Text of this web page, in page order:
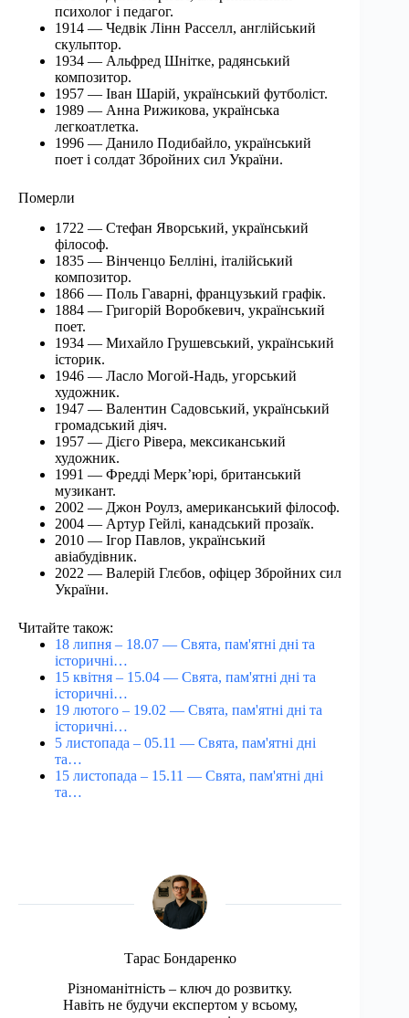
психолог і педагог.
1914 — Чедвік Лінн Расселл, англійський
скульптор.
1934 — Альфред Шнітке, радянський
композитор.
1957 — Іван Шарій, український футболіст.
1989 — Анна Рижикова, українська
легкоатлетка.
1996 — Данило Подибайло, український
поет і солдат Збройних сил України.
Померли
1722 — Стефан Яворський, український
філософ.
1835 — Вінченцо Белліні, італійський
композитор.
1866 — Поль Гаварні, французький графік.
1884 — Григорій Воробкевич, український
поет.
1934 — Михайло Грушевський, український
історик.
1946 — Ласло Могой-Надь, угорський
художник.
1947 — Валентин Садовський, український
громадський діяч.
1957 — Дієго Рівера, мексиканський
художник.
1991 — Фредді Мерк’юрі, британський
музикант.
2002 — Джон Роулз, американський філософ.
2004 — Артур Гейлі, канадський прозаїк.
2010 — Ігор Павлов, український
авіабудівник.
2022 — Валерій Глєбов, офіцер Збройних сил
України.
Читайте також:
18 липня – 18.07 — Свята, пам'ятні дні та
історичні…
15 квітня – 15.04 — Свята, пам'ятні дні та
історичні…
19 лютого – 19.02 — Свята, пам'ятні дні та
історичні…
5 листопада – 05.11 — Свята, пам'ятні дні
та…
15 листопада – 15.11 — Свята, пам'ятні дні
та…
Тарас Бондаренко
Різноманітність – ключ до розвитку.
Навіть не будучи експертом у всьому,